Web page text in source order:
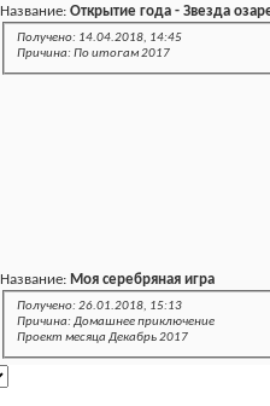
Название: Открытие года - Звезда
Получено: 14.04.2018, 14:45
Причина: По итогам 2017
Название: Моя серебряная игра
Получено: 26.01.2018, 15:13
Причина: Домашнее приключение
Проект месяца Декабрь 2017